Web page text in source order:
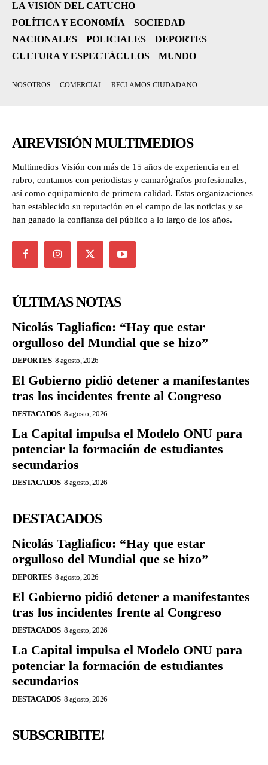
LA VISIÓN DEL CATUCHO
POLÍTICA Y ECONOMÍA
SOCIEDAD
NACIONALES
POLICIALES
DEPORTES
CULTURA Y ESPECTÁCULOS
MUNDO
NOSOTROS COMERCIAL RECLAMOS CIUDADANO
AIREVISIÓN MULTIMEDIOS
Multimedios Visión con más de 15 años de experiencia en el
rubro, contamos con periodistas y camarógrafos profesionales,
así como equipamiento de primera calidad. Estas organizaciones
han establecido su reputación en el campo de las noticias y se
han ganado la confianza del público a lo largo de los años.
ÚLTIMAS NOTAS
Nicolás Tagliafico: “Hay que estar
orgulloso del Mundial que se hizo”
DEPORTES 8 agosto, 2026
El Gobierno pidió detener a manifestantes
tras los incidentes frente al Congreso
DESTACADOS 8 agosto, 2026
La Capital impulsa el Modelo ONU para
potenciar la formación de estudiantes
secundarios
DESTACADOS 8 agosto, 2026
DESTACADOS
Nicolás Tagliafico: “Hay que estar
orgulloso del Mundial que se hizo”
DEPORTES 8 agosto, 2026
El Gobierno pidió detener a manifestantes
tras los incidentes frente al Congreso
DESTACADOS 8 agosto, 2026
La Capital impulsa el Modelo ONU para
potenciar la formación de estudiantes
secundarios
DESTACADOS 8 agosto, 2026
SUBSCRIBITE!